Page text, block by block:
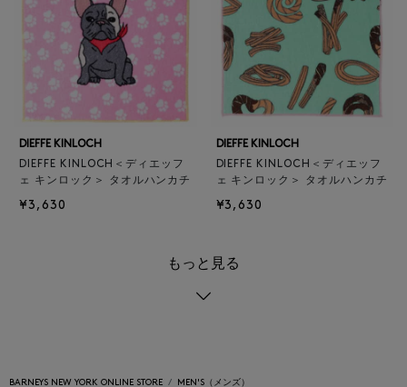
DIEFFE KINLOCH
DIEFFE KINLOCH＜ディエッフ
ェ キンロック＞ タオルハンカチ
¥3,630
DIEFFE KINLOCH
DIEFFE KINLOCH＜ディエッフ
ェ キンロック＞ タオルハンカチ
¥3,630
もっと見る
BARNEYS NEW YORK ONLINE STORE MEN'S（メンズ）